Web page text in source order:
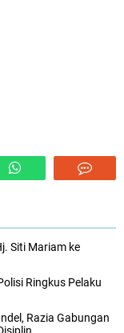
Siti Mariam ke
Ringkus Pelaku
Razia Gabungan